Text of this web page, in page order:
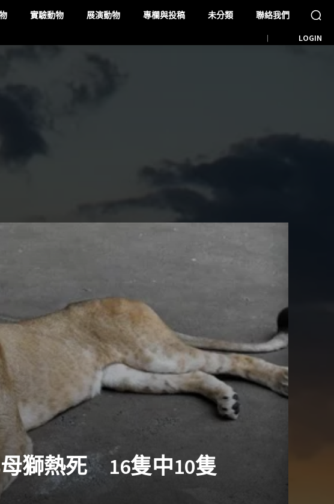
實驗動物 展演動物 專欄與投稿 未分類 聯絡我們
LOGIN
獅熱死 16隻中10隻